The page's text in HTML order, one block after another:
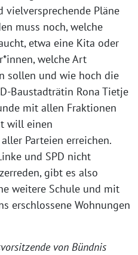
Pläne
muss noch, welche
etwa eine Kita oder
welche Art
sollen und wie hoch die
Baustadträtin Rona Tietje
mit allen Fraktionen
will einen
Parteien erreichen.
und SPD nicht
gibt es also
weitere Schule und mit
erschlossene Wohnungen
von Bündnis